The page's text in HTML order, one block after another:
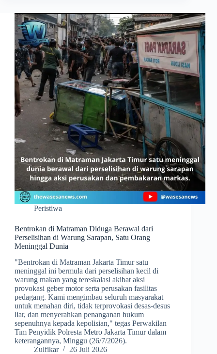
Peristiwa
Bentrokan di Matraman Diduga Berawal dari
Perselisihan di Warung Sarapan, Satu Orang
Meninggal Dunia
​"Bentrokan di Matraman Jakarta Timur satu
meninggal ini bermula dari perselisihan kecil di
warung makan yang tereskalasi akibat aksi
provokasi geber motor serta perusakan fasilitas
pedagang. Kami mengimbau seluruh masyarakat
untuk menahan diri, tidak terprovokasi desas-desus
liar, dan menyerahkan penanganan hukum
sepenuhnya kepada kepolisian," tegas Perwakilan
Tim Penyidik Polresta Metro Jakarta Timur dalam
keterangannya, Minggu (26/7/2026).
Zulfikar
26 Juli 2026